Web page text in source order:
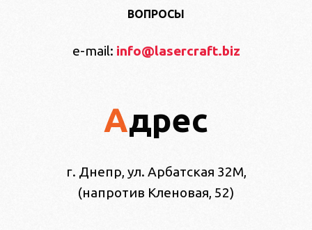
ВОПРОСЫ
e-mail: info@lasercraft.biz
Адрес
г. Днепр, ул. Арбатская 32М,
(напротив Кленовая, 52)